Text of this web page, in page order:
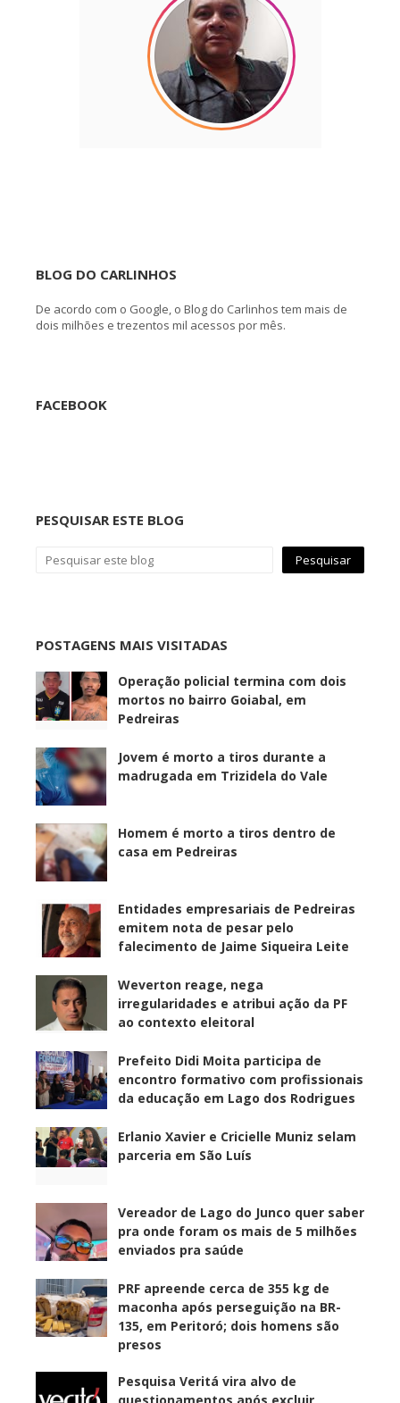
BLOG DO CARLINHOS
De acordo com o Google, o Blog do Carlinhos tem mais de
dois milhões e trezentos mil acessos por mês.
FACEBOOK
PESQUISAR ESTE BLOG
POSTAGENS MAIS VISITADAS
Operação policial termina com dois
mortos no bairro Goiabal, em
Pedreiras
Jovem é morto a tiros durante a
madrugada em Trizidela do Vale
Homem é morto a tiros dentro de
casa em Pedreiras
Entidades empresariais de Pedreiras
emitem nota de pesar pelo
falecimento de Jaime Siqueira Leite
Weverton reage, nega
irregularidades e atribui ação da PF
ao contexto eleitoral
Prefeito Didi Moita participa de
encontro formativo com profissionais
da educação em Lago dos Rodrigues
Erlanio Xavier e Cricielle Muniz selam
parceria em São Luís
Vereador de Lago do Junco quer saber
pra onde foram os mais de 5 milhões
enviados pra saúde
PRF apreende cerca de 355 kg de
maconha após perseguição na BR-
135, em Peritoró; dois homens são
presos
Pesquisa Veritá vira alvo de